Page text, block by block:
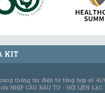
KIT
thông tin điện tử tổng hợp số 41/
NHỊP CẦU ĐẦU TƯ - HỘI LIÊN LẠC